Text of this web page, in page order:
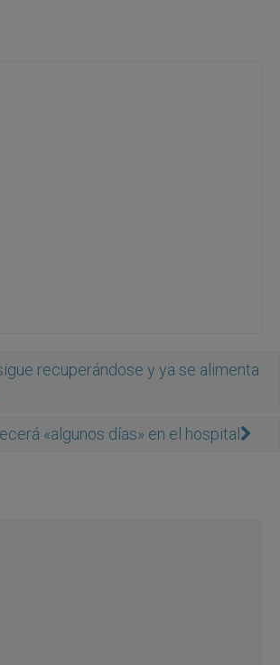
recuperándose y ya se alimenta
«algunos días» en el hospital